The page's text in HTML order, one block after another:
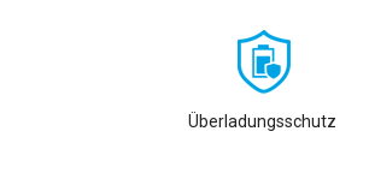
Überladungsschutz